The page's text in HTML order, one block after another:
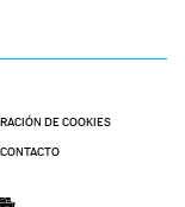
DE COOKIES
CONTACTO